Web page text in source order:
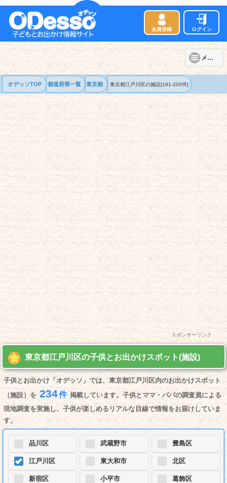
会員登録 ログイン
メニュー
オデッソTOP 都道府県一覧 東京都 東京都江戸川区の施設[181-200件]
スポンサーリンク
東京都江戸川区の子供とお出かけスポット(施設)
子供とお出かけ「オデッソ」では、東京都江戸川区内のお出かけスポット
（施設）を 234件 掲載しています。子供とママ・パパの調査員による
現地調査を実施し、子供が楽しめるリアルな目線で情報をお届けしていま
す。
品川区
江戸川区
新宿区
武蔵野市
東大和市
小平市
豊島区
北区
葛飾区